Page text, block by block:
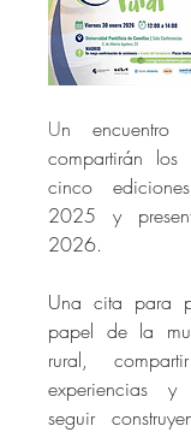
Un
compartirán los
cinco
2025 y
2026.
Una cita para
papel de la
rural,
experiencias
seguir